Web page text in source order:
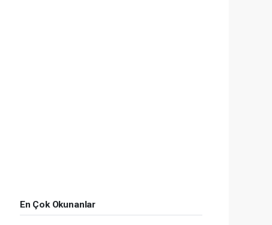
En Çok Okunanlar